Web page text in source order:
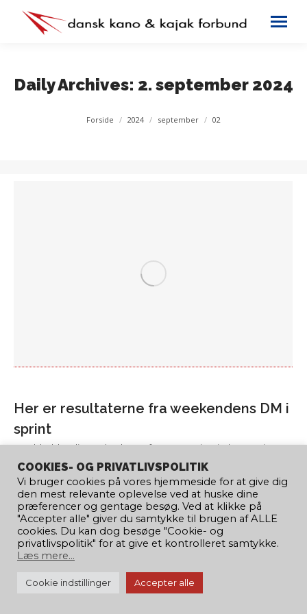
Daily Archives: 2. september 2024
You are here:
Forside 2024 september 02
Her er resultaterne fra weekendens DM i
sprint
Landshold & Elite,Nyheder AfMette Marie Birch Breuning
2. september 2024
I weekenden løb dette års DM i sprint af
stablen på Vandkraftsøen i Holstebro. Her får
du et overblik over, hvem der endte på
podiet i de forskellige løb.
© 2020 Copyright Dansk Kano og Kajak Forbund | Design by:
UNIQUEPIXELS
COOKIES- OG PRIVATLIVSPOLITIK
Vi bruger cookies på vores hjemmeside for at give dig
den mest relevante oplevelse ved at huske dine
præferencer og gentage besøg. Ved at klikke på
"Accepter alle" giver du samtykke til brugen af ​​ALLE
cookies. Du kan dog besøge "Cookie- og
privatlivspolitik" for at give et kontrolleret samtykke.
Læs mere...
Cookie indstillinger Accepter alle